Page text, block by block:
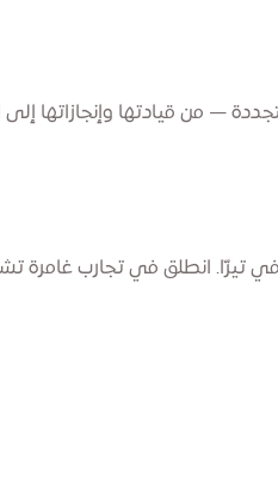
— من قيادتها وإنجازاتها إلى
تيرّا. انطلق في تجارب غامرة